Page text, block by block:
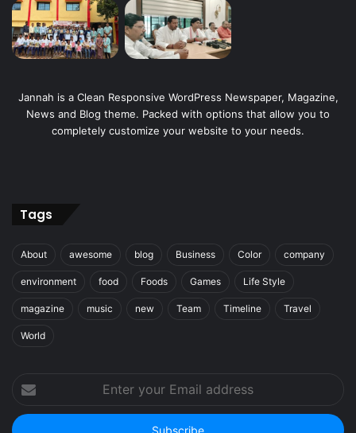
Jannah is a Clean Responsive WordPress Newspaper, Magazine,
News and Blog theme. Packed with options that allow you to
completely customize your website to your needs.
Tags
About awesome blog Business Color company
environment food Foods Games Life Style
magazine music new Team Timeline Travel
World
your
Email